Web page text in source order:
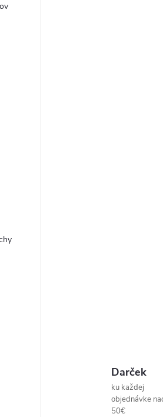
Darček
ku každej
objednávke
50€